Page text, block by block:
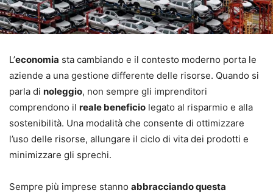
L’economia sta cambiando e il contesto moderno porta le
aziende a una gestione differente delle risorse. Quando si
parla di noleggio, non sempre gli imprenditori
comprendono il reale beneficio legato al risparmio e alla
sostenibilità. Una modalità che consente di ottimizzare
l’uso delle risorse, allungare il ciclo di vita dei prodotti e
minimizzare gli sprechi.
Sempre più imprese stanno abbracciando questa